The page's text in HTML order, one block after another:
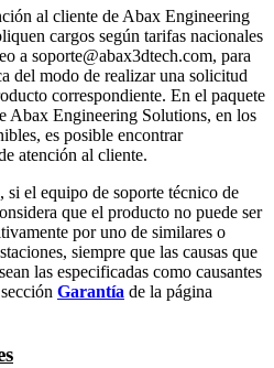
al cliente de Abax Engineering
cargos según tarifas nacionales
a soporte@abax3dtech.com, para
del modo de realizar una solicitud
correspondiente. En el paquete
Abax Engineering Solutions, en los
es posible encontrar
atención al cliente.
el equipo de soporte técnico de
que el producto no puede ser
por uno de similares o
siempre que las causas que
las especificadas como causantes
Garantía de la página